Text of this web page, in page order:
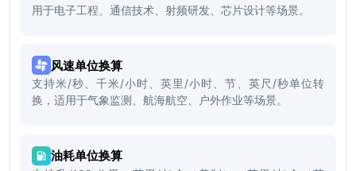
用于电子工程、通信技术、射频研发、芯片设计等场景。
风速单位换算
支持米/秒、千米/小时、英里/小时、节、英尺/秒单位转
换，适用于气象监测、航海航空、户外作业等场景。
油耗单位换算